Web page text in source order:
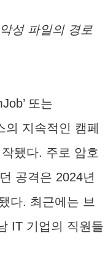
성 파일의 경로
또는
의 지속적인 캠페
됐다. 주로 암호
공격은 2024년
다. 최근에는 브
IT 기업의 직원들